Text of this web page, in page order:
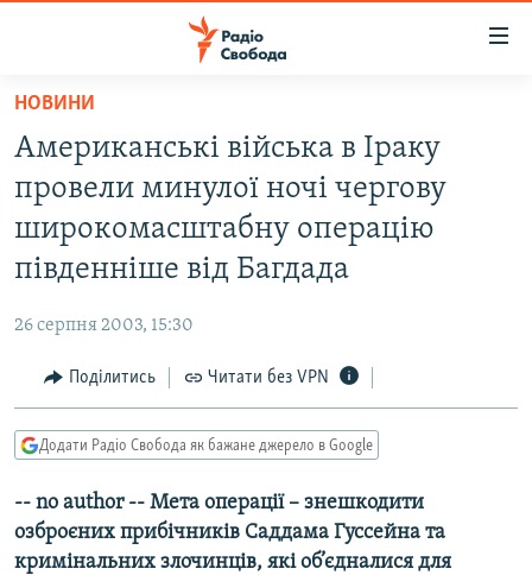
Перейти
основного
матеріалу
Перейти
до
основної
Перейти
пошуку
ВСЕ ЗА ДОБУ
СТАТТІ
СУСПІЛЬСТВО
КУЛЬТУРА
СПОРТ
СВІТ
ВІЙНА
ДОНБАС.РЕАЛІЇ
КРИМ.РЕАЛІЇ
ТИ ЯК?
КИТАЙ.ВИКЛИКИ
МУЛЬТИМЕДІА
НОВИНИ
Американські війська в Іраку
провели минулої ночі чергову
широкомасштабну операцію
південніше від Багдада
26 серпня 2003, 15:30
Поділитись Читати без VPN
Додати Радіо Свобода як бажане джерело в Google
-- no author -- Мета операції – знешкодити
озброєних прибічників Саддама Гуссейна та
кримінальних злочинців, які об’єдналися для